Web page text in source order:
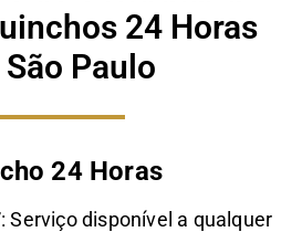
24 Horas
Paulo
24 Horas
: Serviço disponível a qualquer